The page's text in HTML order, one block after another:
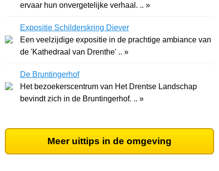
ervaar hun onvergetelijke verhaal. .. »
Expositie Schilderskring Diever
Een veelzijdige expositie in de prachtige ambiance van
de 'Kathedraal van Drenthe' .. »
De Bruntingerhof
Het bezoekerscentrum van Het Drentse Landschap
bevindt zich in de Bruntingerhof. .. »
Meer uittips in de omgeving